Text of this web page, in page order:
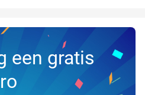
een gratis